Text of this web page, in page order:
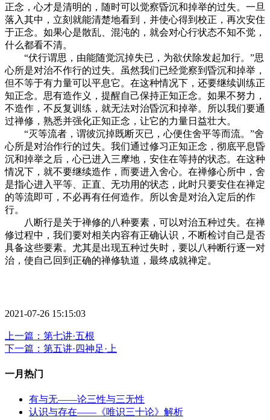
正念，心才是清明的，随时可以觉察昏沉和掉举的过失。一旦
落入其中，立刻就能清楚地看到，并使心得到校正，再次安住
于正念。如果心是散乱、混沌的，就会对心行状态不知不觉，
什么都看不清。
“伏行谓思，由能随觉沉掉失已，为欲伏除发起加行。”思
心所是对治不作行的过失。虽然我们已经觉察到昏沉和掉举，
但不等于有力量可以平息它。在这种情况下，还要继续训练正
知正念。思有造作义，提醒自己保持正知正念。如果不努力，
不造作，不反复训练，就无法对治昏沉和掉举。所以我们要通
过禅修，熟悉并强化正知正念，让它的力量日益壮大。
“灭等流者，谓彼沉掉既断灭已，心便住舍平等而流。”舍
心所是对治作行的过失。我们通过修习正知正念，彻底平息昏
沉和掉举之后，心已进入三摩地，安住在等持的状态。在这种
情况下，就不要继续造作，而要进入舍心。在禅修心所中，舍
是指心进入平等、正直、无功用的状态，此时只要安住在禅定
的等流即可，不必再有任何造作。所以舍是对治入定后的作
行。
八断行是关于禅修的八种要素，可以对治五种过失。在禅
修过程中，我们要对相关内容有正确认识，不断检讨自己是否
具备这些要素。尤其是出现五种过失时，要以八种断行逐一对
治，使自己回到正确的禅修轨道，最终成就禅定。
2021-07-26 15:15:03
上一篇：第七讲·五根
下一篇：第五讲·四神足·上
一月热门
有与无——论三性与三无性
认识与存在——《唯识三十论》解析